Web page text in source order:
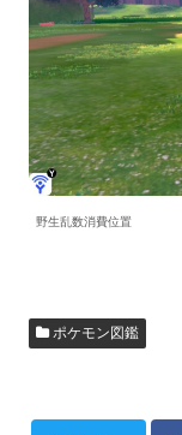
野生乱数消費位置
ポケモン図鑑